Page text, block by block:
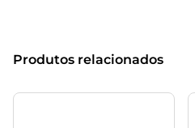
Produtos relacionados